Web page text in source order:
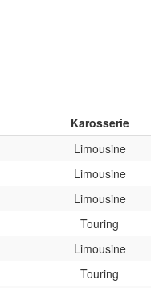
Karosserie
Limousine
Limousine
Limousine
Touring
Limousine
Touring